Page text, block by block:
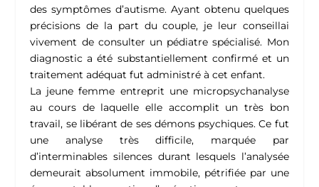
des symptômes d’autisme. Ayant obtenu quelques
précisions de la part du couple, je leur conseillai
vivement de consulter un pédiatre spécialisé. Mon
diagnostic a été substantiellement confirmé et un
traitement adéquat fut administré à cet enfant.
La jeune femme entreprit une micropsychanalyse
au cours de laquelle elle accomplit un très bon
travail, se libérant de ses démons psychiques. Ce fut
une analyse très difficile, marquée par
d’interminables silences durant lesquels l’analysée
demeurait absolument immobile, pétrifiée par une